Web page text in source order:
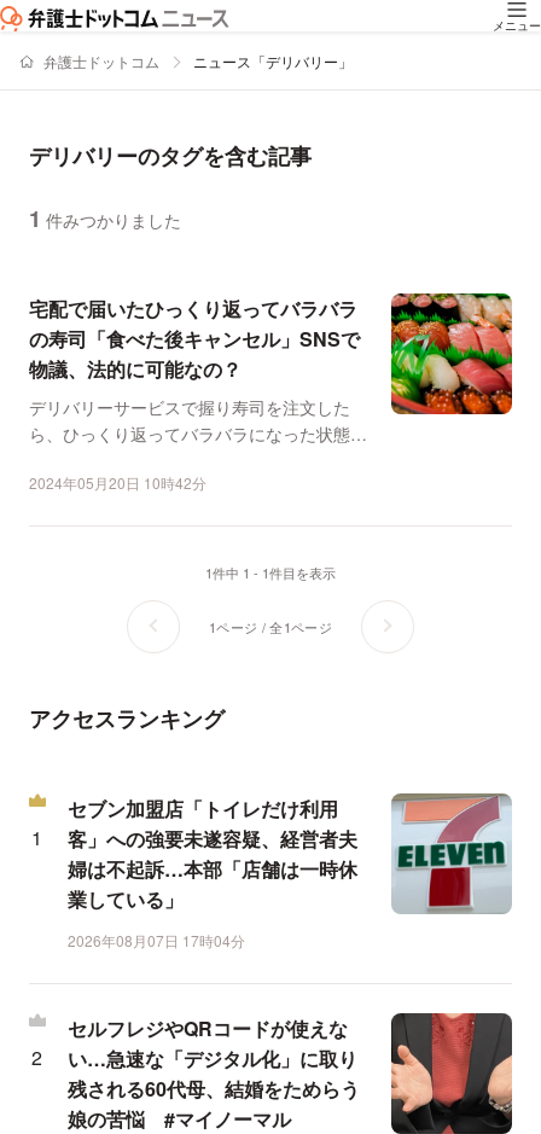
メニュー
弁護士ドットコム ニュース「デリバリー」
デリバリーのタグを含む記事
1 件みつかりました
宅配で届いたひっくり返ってバラバラ
の寿司「食べた後キャンセル」SNSで
物議、法的に可能なの？
デリバリーサービスで握り寿司を注文した
ら、ひっくり返ってバラバラになった状態で
2024年05月20日 10時42分
1件中 1 - 1件目を表示
1ページ / 全1ページ
アクセスランキング
セブン加盟店「トイレだけ利用
客」への強要未遂容疑、経営者夫
婦は不起訴…本部「店舗は一時休
業している」
2026年08月07日 17時04分
セルフレジやQRコードが使えな
い…急速な「デジタル化」に取り
残される60代母、結婚をためらう
娘の苦悩 #マイノーマル